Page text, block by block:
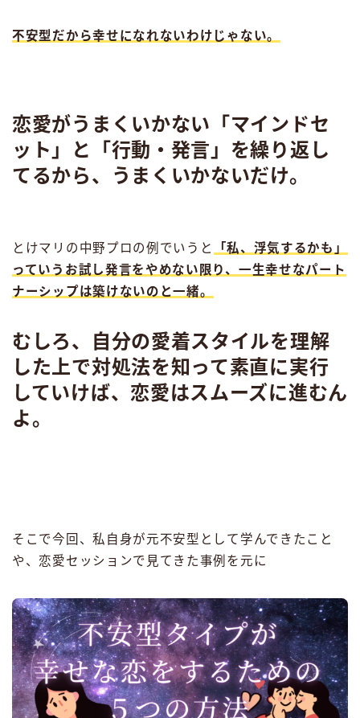
不安型だから幸せになれないわけじゃない。
恋愛がうまくいかない「マインドセ
ット」と「行動・発言」を繰り返し
てるから、うまくいかないだけ。
とけマリの中野プロの例でいうと
「私、浮気するかも」
っていうお試し発言をやめない限り、一生幸せなパート
ナーシップは築けないのと一緒。
むしろ、自分の愛着スタイルを理解
した上で対処法を知って素直に実行
していけば、恋愛はスムーズに進むん
よ。
そこで今回、私自身が元不安型として学んできたこと
や、恋愛セッションで見てきた事例を元に